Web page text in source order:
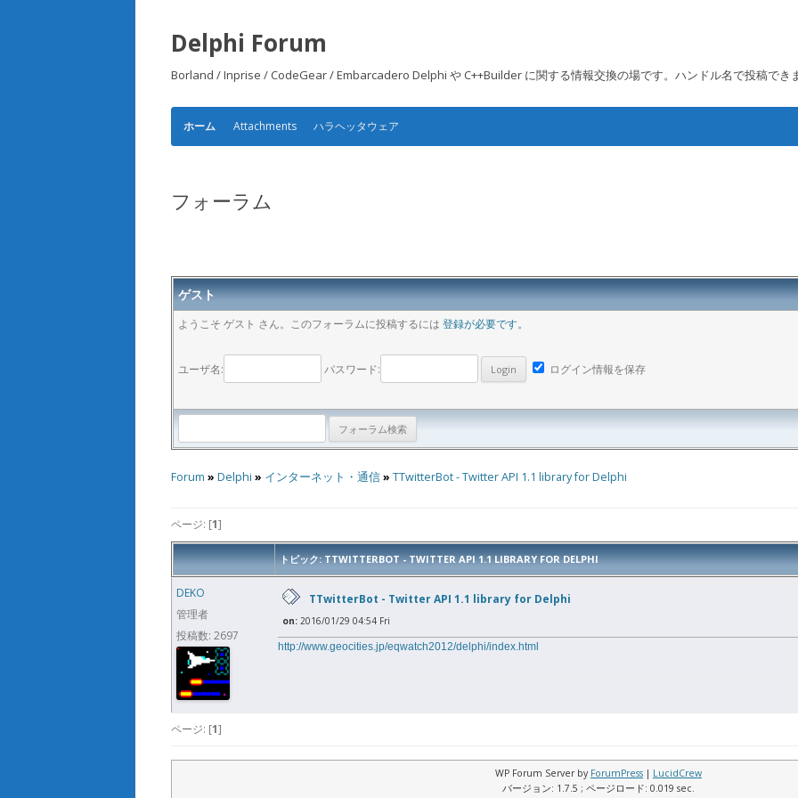
Delphi Forum
Borland / Inprise / CodeGear / Embarcadero Delphi や C++Builder に関する情報交換の場です。ハンドル名で投稿でき
コンテンツへ移動
ホーム Attachments ハラヘッタウェア
フォーラム
ゲスト
ようこそ ゲスト さん。このフォーラムに投稿するには 登録が必要です。
ユーザ名: パスワード: ログイン情報を保存
Forum » Delphi » インターネット・通信» TTwitterBot - Twitter API 1.1 library for Delphi
ページ: [1]
トピック: TTWITTERBOT - TWITTER API 1.1 LIBRARY FOR DELPHI
DEKO
管理者
投稿数: 2697
TTwitterBot - Twitter API 1.1 library for Delphi
on: 2016/01/29 04:54 Fri
http://www.geocities.jp/eqwatch2012/delphi/index.html
ページ: [1]
WP Forum Server by ForumPress | LucidCrew
バージョン: 1.7.5 ; ページロード: 0.019 sec.